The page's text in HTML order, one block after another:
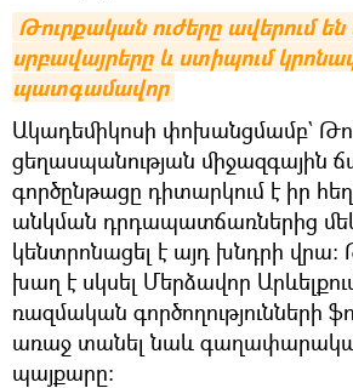
Թուրքական ուժերը ավերում
սրբավայրերը և ստիպում
պատգամավոր
Ակադեմիկոսի փոխանցմամբ`
ցեղասպանության միջազգային
գործընթացը դիտարկում է իր
անկման դրդապատճառներից
կենտրոնացել է այդ խնդրի վրա։
խաղ է սկսել Մերձավոր
ռազմական գործողությունների
առաջ տանել նաև
պայքարը։